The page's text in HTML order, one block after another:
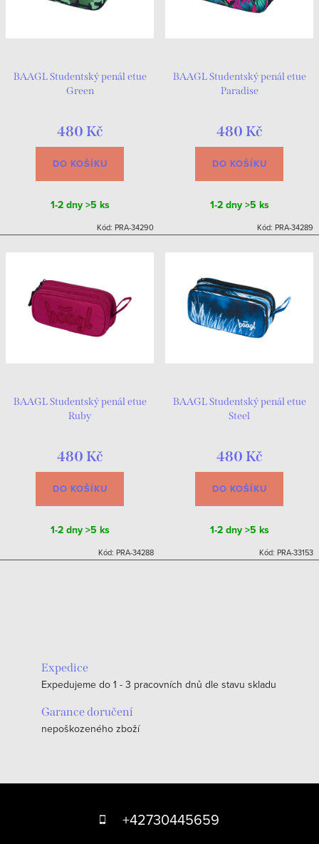
BAAGL Studentský penál etue
Green
480 Kč
DO KOŠÍKU
1-2 dny>5 ks
Kód: PRA-34290
BAAGL Studentský penál etue
Paradise
480 Kč
DO KOŠÍKU
1-2 dny>5 ks
Kód: PRA-34289
BAAGL Studentský penál etue
Ruby
480 Kč
DO KOŠÍKU
1-2 dny>5 ks
Kód: PRA-34288
BAAGL Studentský penál etue
Steel
480 Kč
DO KOŠÍKU
1-2 dny>5 ks
Kód: PRA-33153
Expedice
Expedujeme do 1 - 3 pracovních dnů dle stavu skladu
Garance doručení
nepoškozeného zboží
+42730445659